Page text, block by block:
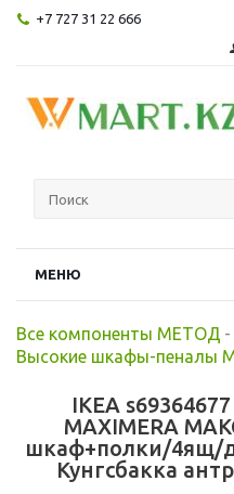
+7 727 31 22 666
МЕНЮ
Все компоненты МЕТОД -
Высокие шкафы-пеналы
IKEA
MAXIMERA
шкаф+полки/4ящ/
Кунгсбакка